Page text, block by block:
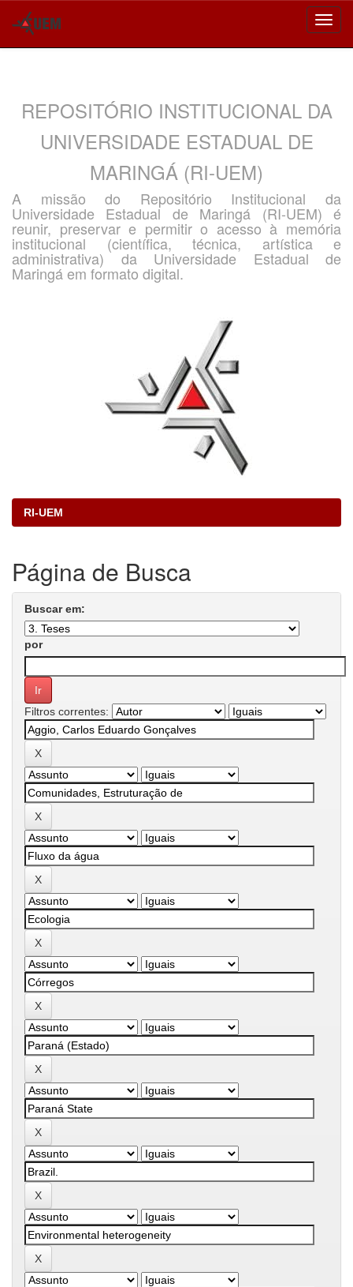
REPOSITÓRIO INSTITUCIONAL DA
UNIVERSIDADE ESTADUAL DE
MARINGÁ (RI-UEM)
A missão do Repositório Institucional da
Universidade Estadual de Maringá (RI-UEM) é
reunir, preservar e permitir o acesso à memória
institucional (científica, técnica, artística e
administrativa) da Universidade Estadual de
Maringá em formato digital.
RI-UEM
Página de Busca
Buscar em:
por
Filtros correntes: